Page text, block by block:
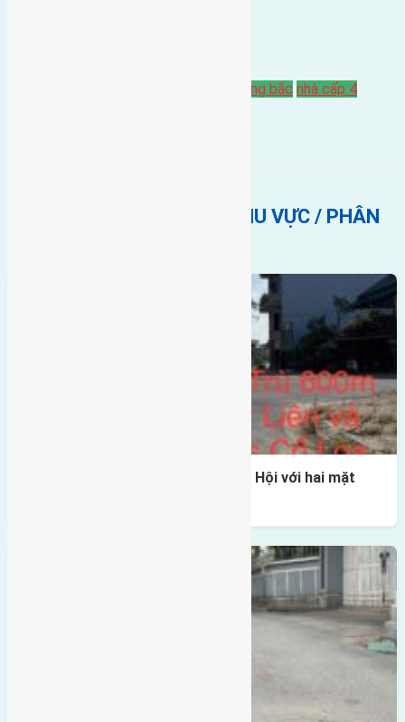
hướng bắc nhà cấp 4
BẤT ĐỘNG SẢN CÙNG KHU VỰC / PHÂN
Một vị trí hiếm còn lại tại X1 Đông Hội với hai mặt